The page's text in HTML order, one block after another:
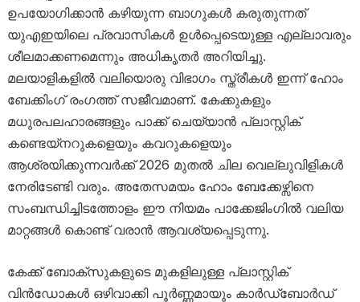
ഉപയോഗിക്കാൻ കഴിയുന്ന ബാഗുകൾ കരുതുന്നത്
യുഎഇയിലെ പ്രവാസികൾ ഉൾപ്പെടെയുള്ള എല്ലാവരും
ശീലമാക്കണമെന്നും അധികൃതർ അറിയിച്ചു.
മലയാളികളിൽ വലിയൊരു വിഭാഗം സ്ത്രീകൾ ഇന്ന് ഹോം
ബേക്കിംഗ് രംഗത്ത് സജീവമാണ്. കേക്കുകളും
മധുരപലഹാരങ്ങളും പാക്ക് ചെയ്യാൻ പ്ലാസ്റ്റിക്
കണ്ടെയ്നറുകളെയും കവറുകളെയും
ആശ്രയിക്കുന്നവർക്ക് 2026 മുതൽ ചില വെല്ലുവിളികൾ
നേരിടേണ്ടി വരും. അതേസമയം ഹോം ബേക്കേഴ്സിനെ
സംബന്ധിച്ചിടത്തോളം ഈ നിയമം പാക്കേജിംഗിൽ വലിയ
മാറ്റങ്ങൾ കൊണ്ട് വരാൻ ആവശ്യപ്പെടുന്നു.
കേക്ക് ബോക്സുകളുടെ മുകളിലുള്ള പ്ലാസ്റ്റിക്
വിൻഡോകൾ ഒഴിവാക്കി പൂർണ്ണമായും കാർഡ്ബോർഡ്